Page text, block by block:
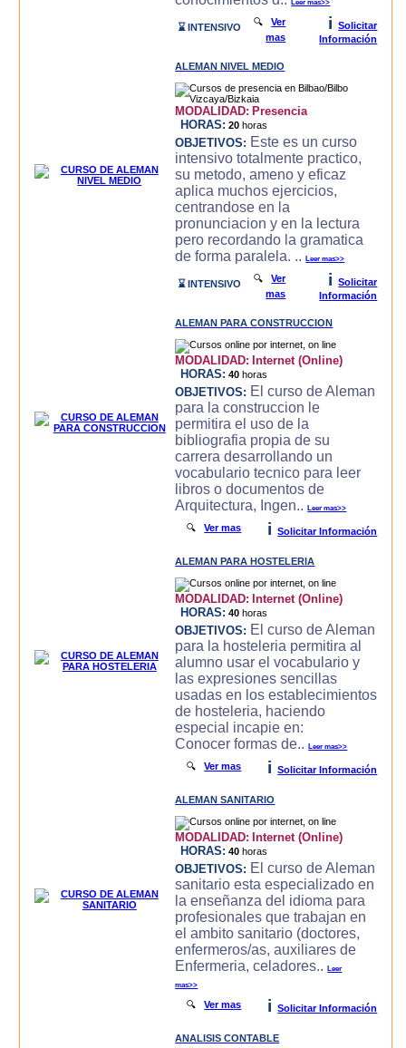
Leer mas>>
⌛ INTENSIVO 🔍Ver
mas
i
Solicitar
Información
ALEMAN NIVEL MEDIO
MODALIDAD: Presencia
HORAS: 20 horas
OBJETIVOS: Este es un curso
intensivo totalmente practico,
su metodo, ameno y eficaz
aplica muchos ejercicios,
centrandose en la
pronunciacion y en la lectura
pero recordando la gramatica
de forma paralela. ..Leer mas>>
⌛ INTENSIVO 🔍Ver
mas
i
Solicitar
Información
ALEMAN PARA CONSTRUCCION
MODALIDAD: Internet (Online)
HORAS: 40 horas
OBJETIVOS: El curso de Aleman
para la construccion le
permitira el uso de la
bibliografia propia de su
carrera desarrollando un
vocabulario tecnico para leer
libros o documentos de
Arquitectura, Ingen..Leer mas>>
🔍Ver mas i Solicitar Información
ALEMAN PARA HOSTELERIA
MODALIDAD: Internet (Online)
HORAS: 40 horas
OBJETIVOS: El curso de Aleman
para la hosteleria permitira al
alumno usar el vocabulario y
las expresiones sencillas
usadas en los establecimientos
de hosteleria, haciendo
especial incapie en:
Conocer formas de..Leer mas>>
🔍Ver mas i Solicitar Información
ALEMAN SANITARIO
MODALIDAD: Internet (Online)
HORAS: 40 horas
OBJETIVOS: El curso de Aleman
sanitario esta especializado en
la enseñanza del idioma para
profesionales que trabajan en
el ambito sanitario (doctores,
enfermeros/as, auxiliares de
Enfermeria, celadores..Leer
mas>>
🔍Ver mas i Solicitar Información
ANALISIS CONTABLE